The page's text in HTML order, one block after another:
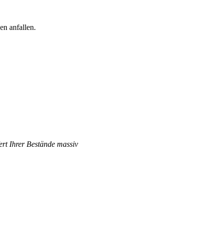
anfallen.
Ihrer Bestände massiv